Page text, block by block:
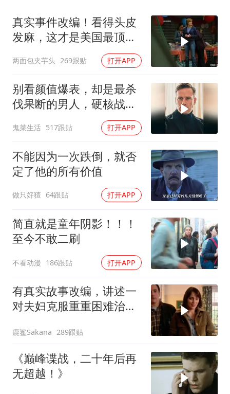
日本试射“战斧”导弹，国防部回应
夯实基础开新局
真实事件改编！看得头皮
发麻，这才是美国最顶级
两面包夹芋头 269跟贴 打开APP
别看颜值爆表，却是最杀
伐果断的男人，硬核战术
鬼菜生活 517跟贴 打开APP
不能因为一次跌倒，就否
定了他的所有价值
做只好猹 64跟贴 打开APP
简直就是童年阴影！！！
至今不敢二刷
不看动漫 186跟贴 打开APP
有真实故事改编，讲述一
对夫妇克服重重困难治疗
鹿鲨Sakana 289跟贴
《巅峰谍战，二十年后再
无超越！》